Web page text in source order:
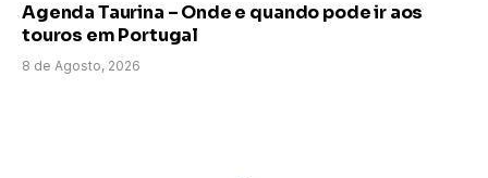
Agenda Taurina – Onde e quando pode ir aos
touros em Portugal
8 de Agosto, 2026